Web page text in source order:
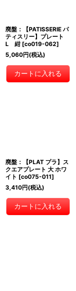
廃盤：【PATISSERIE パ
ティスリー】プレート
L 紺 [co019-062]
5,060円(税込)
カートに入れる
廃盤：【PLAT プラ】ス
クエアプレート 大 ホワ
イト [co075-011]
3,410円(税込)
カートに入れる